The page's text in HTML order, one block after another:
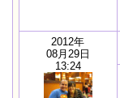
2012年
08月29日
13:24